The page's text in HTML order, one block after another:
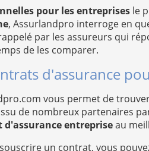
pour les entreprises le
, Assurlandpro interroge en
par les assureurs qui
de les comparer.
d'assurance
vous permet de
de nombreux partenaires
d'assurance entrepriseau
un contrat, vous